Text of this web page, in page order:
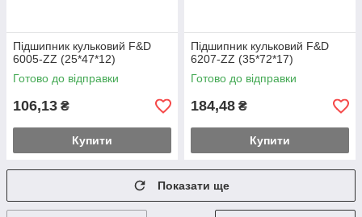
Підшипник кульковий F&D
6005-ZZ (25*47*12)
Готово до відправки
106,13 ₴
Купити
Підшипник кульковий F&D
6207-ZZ (35*72*17)
Готово до відправки
184,48 ₴
Купити
Показати ще